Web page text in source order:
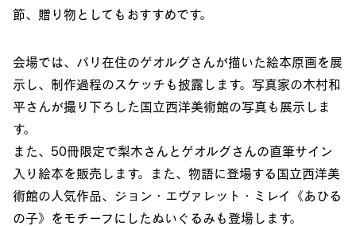
節、贈り物としてもおすすめです。
会場では、パリ在住のゲオルグさんが描いた絵本原画を展
示し、制作過程のスケッチも披露します。写真家の木村和
平さんが撮り下ろした国立西洋美術館の写真も展示しま
す。
また、50冊限定で梨木さんとゲオルグさんの直筆サイン
入り絵本を販売します。また、物語に登場する国立西洋美
術館の人気作品、ジョン・エヴァレット・ミレイ《あひる
の子》をモチーフにしたぬいぐるみも登場します。